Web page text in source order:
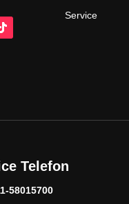
Service
Telefon
58015700